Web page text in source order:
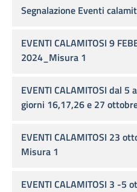
Segnalazione Eventi
EVENTI CALAMITOSI 9
2024_Misura 1
EVENTI CALAMITOSI dal
giorni 16,17,26 e 27
EVENTI CALAMITOSI 23
Misura 1
EVENTI CALAMITOSI 3 -5